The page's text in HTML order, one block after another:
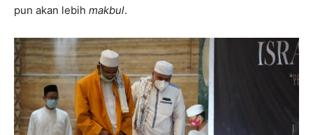
pun akan lebih makbul.